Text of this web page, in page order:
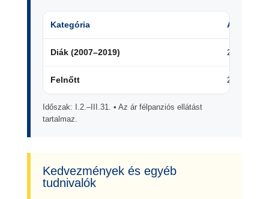
Kategória Ár (€/fő/5
Diák (2007–2019) 215 €
Felnőtt 285 €
Időszak: I.2.–III.31. • Az ár félpanziós ellátást
tartalmaz.
Kedvezmények és egyéb
tudnivalók